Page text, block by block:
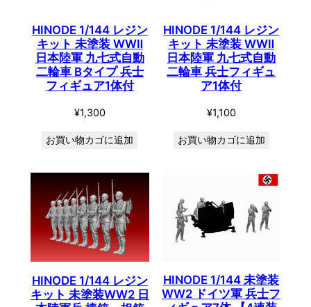
HINODE 1/144 レジン
キット 未塗装 WWⅡ
日本陸軍 九七式自動
二輪車 Bタイプ 兵士
フィギュア1体付
¥1,300
お買い物カゴに追加
HINODE 1/144 レジン
キット 未塗装 WWⅡ
日本陸軍 九七式自動
二輪車 兵士フィギュ
ア1体付
¥1,100
お買い物カゴに追加
HINODE 1/144 レジン
キット 未塗装WW2 日
HINODE 1/144 未塗装
WW2 ドイツ軍 兵士フ